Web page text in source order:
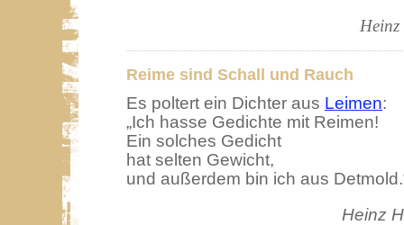
Reime sind Schall und Rauch
Es poltert ein Dichter aus Leimen:
„Ich hasse Gedichte mit Reimen!
Ein solches Gedicht
hat selten Gewicht,
und außerdem bin ich aus
Heinz